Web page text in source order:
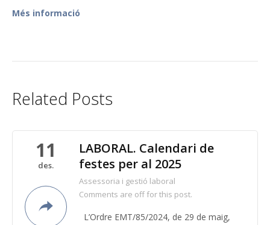
Més informació
Related Posts
11
des.
LABORAL. Calendari de
festes per al 2025
Assessoria i gestió laboral
Comments are off for this post.
L’Ordre EMT/85/2024, de 29 de maig,